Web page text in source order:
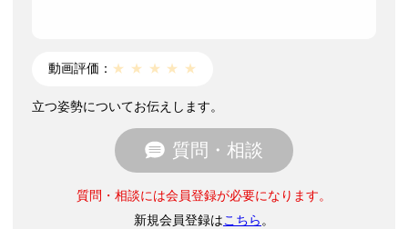
動画評価： ★ ★ ★ ★ ★
立つ姿勢についてお伝えします。
質問・相談
質問・相談には会員登録が必要になります。
新規会員登録はこちら 。